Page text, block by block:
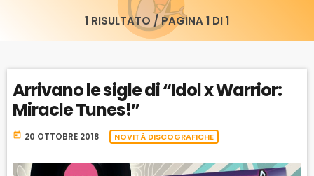
1 RISULTATO / PAGINA 1 DI 1
Arrivano le sigle di “Idol x Warrior:
Miracle Tunes!”
today 20 OTTOBRE 2018 NOVITÀ DISCOGRAFICHE